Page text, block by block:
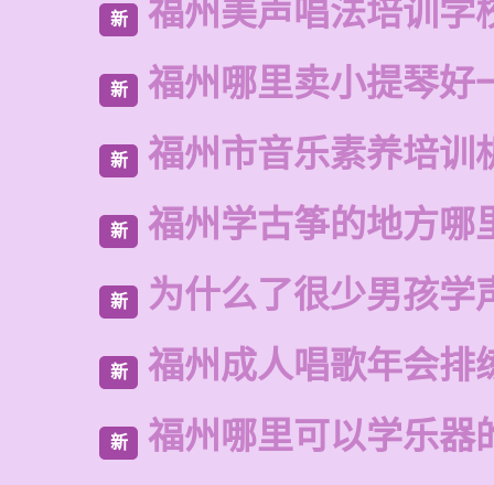
新 福州美声唱法培训学
新 福州哪里卖小提琴好
新 福州市音乐素养培训
新 福州学古筝的地方哪
新 为什么了很少男孩学
新 福州成人唱歌年会排
新 福州哪里可以学乐器